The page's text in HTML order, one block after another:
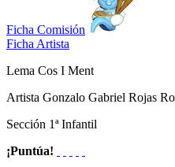
Ficha Comisión
Ficha Artista
Lema Cos I Ment
Artista Gonzalo Gabriel Rojas
Sección 1ª Infantil
¡Puntúa!